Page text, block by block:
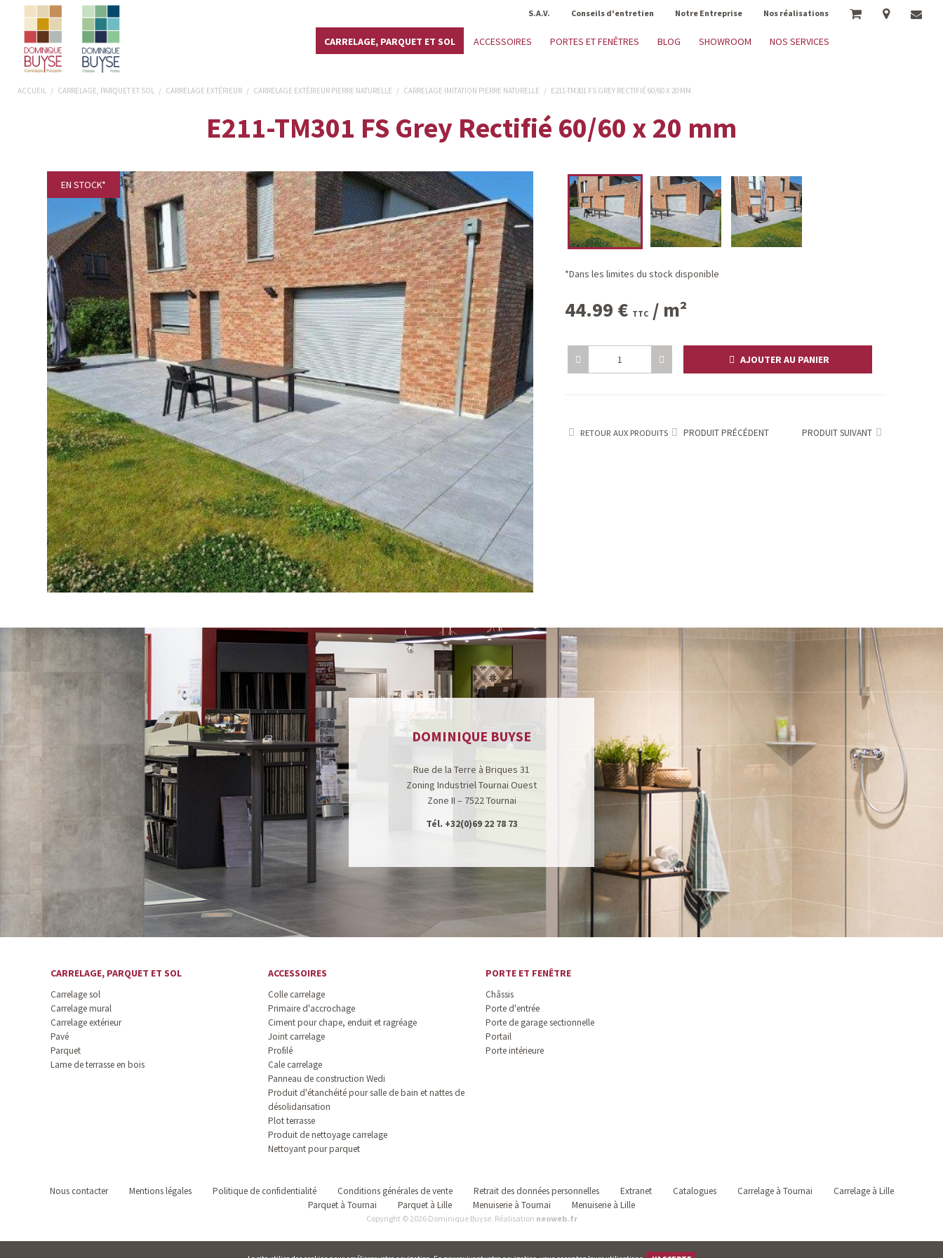
S.A.V. Conseils d'entretien Notre Entreprise Nos réalisations
CARRELAGE, PARQUET ET SOL ACCESSOIRES PORTES ET FENÊTRES BLOG SHOWROOM NOS SERVICES
ACCUEIL / CARRELAGE, PARQUET ET SOL / CARRELAGE EXTÉRIEUR / CARRELAGE EXTÉRIEUR PIERRE NATURELLE / CARRELAGE IMITATION PIERRE NATURELLE / E211-TM301 FS GREY RECTIFIÉ 60/60 X 20 MM
E211-TM301 FS Grey Rectifié 60/60 x 20 mm
EN STOCK*
*Dans les limites du stock disponible
44.99 € TTC / m²
AJOUTER AU PANIER
RETOUR AUX PRODUITS PRODUIT PRÉCÉDENT PRODUIT SUIVANT
DOMINIQUE BUYSE
Rue de la Terre à Briques 31
Zoning Industriel Tournai Ouest
Zone II – 7522 Tournai
Tél. +32(0)69 22 78 73
CARRELAGE, PARQUET ET SOL
Carrelage sol
Carrelage mural
Carrelage extérieur
Pavé
Parquet
Lame de terrasse en bois
ACCESSOIRES
Colle carrelage
Primaire d'accrochage
Ciment pour chape, enduit et ragréage
Joint carrelage
Profilé
Cale carrelage
Panneau de construction Wedi
Produit d'étanchéité pour salle de bain et nattes de
désolidarisation
Plot terrasse
Produit de nettoyage carrelage
Nettoyant pour parquet
PORTE ET FENÊTRE
Châssis
Porte d'entrée
Porte de garage sectionnelle
Portail
Porte intérieure
Nous contacter Mentions légales Politique de confidentialité Conditions générales de vente Retrait des données personnelles Extranet Catalogues Carrelage à Tournai
Carrelage à Lille
Parquet à Tournai
Parquet à Lille Menuiserie à Tournai Menuiserie à Lille
Copyright © 2026 Dominique Buyse. Réalisation neoweb.fr